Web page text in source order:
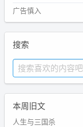
广告慎入
搜索
本周旧文
人生与三国杀